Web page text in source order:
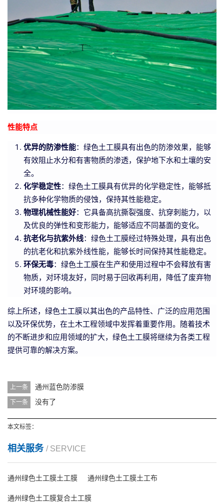
性能特点
优异的防渗性能：绿色土工膜具有出色的防渗效果，能够
有效阻止水分和有害物质的渗透，保护地下水和土壤的安
全。
化学稳定性：绿色土工膜具有优异的化学稳定性，能够抵
抗多种化学物质的侵蚀，保持其性能稳定。
物理机械性能好：它具备高抗撕裂强度、抗穿刺能力，以
及优良的弹性和变形能力，能够适应不同基面的变化。
抗老化与抗紫外线：绿色土工膜经过特殊处理，具有出色
的抗老化和抗紫外线性能，能够长时间保持其性能稳定。
环保无毒：绿色土工膜在生产和使用过程中不会释放有害
物质，对环境友好，同时易于回收再利用，降低了废弃物
对环境的影响。
综上所述，绿色土工膜以其出色的产品特性、广泛的应用范围
以及环保优势，在土木工程领域中发挥着重要作用。随着技术
的不断进步和应用领域的扩大，绿色土工膜将继续为各类工程
提供可靠的解决方案。
上一条 通州蓝色防渗膜
下一条 没有了
本文标签：
相关服务 / SERVICE
通州绿色土工膜土工膜 通州绿色土工膜土工布
通州绿色土工膜复合土工膜